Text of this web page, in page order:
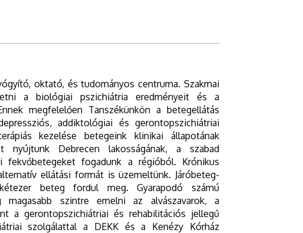
oktató, és tudományos centruma. Szakmai
a biológiai pszichiátria eredményeit és a
megfelelően Tanszékünkön a betegellátás
addiktológiai és gerontopszichiátriai
kezelése betegeink klinikai állapotának
nyújtunk Debrecen lakosságának, a szabad
fekvőbetegeket fogadunk a régióból. Krónikus
ellátási formát is üzemeltünk. Járóbeteg-
beteg fordul meg. Gyarapodó számú
magasabb szintre emelni az alvászavarok, a
a gerontopszichiátriai és rehabilitációs jellegű
szolgálattal a DEKK és a Kenézy Kórház